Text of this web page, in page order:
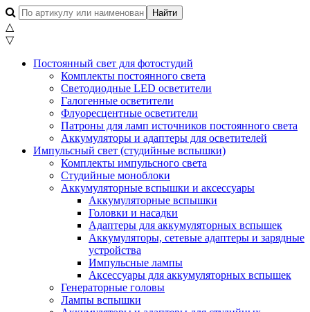
△
▽
Постоянный свет для фотостудий
Комплекты постоянного света
Светодиодные LED осветители
Галогенные осветители
Флуоресцентные осветители
Патроны для ламп источников постоянного света
Аккумуляторы и адаптеры для осветителей
Импульсный свет (студийные вспышки)
Комплекты импульсного света
Студийные моноблоки
Аккумуляторные вспышки и аксессуары
Аккумуляторные вспышки
Головки и насадки
Адаптеры для аккумуляторных вспышек
Аккумуляторы, сетевые адаптеры и зарядные
устройства
Импульсные лампы
Аксессуары для аккумуляторных вспышек
Генераторные головы
Лампы вспышки